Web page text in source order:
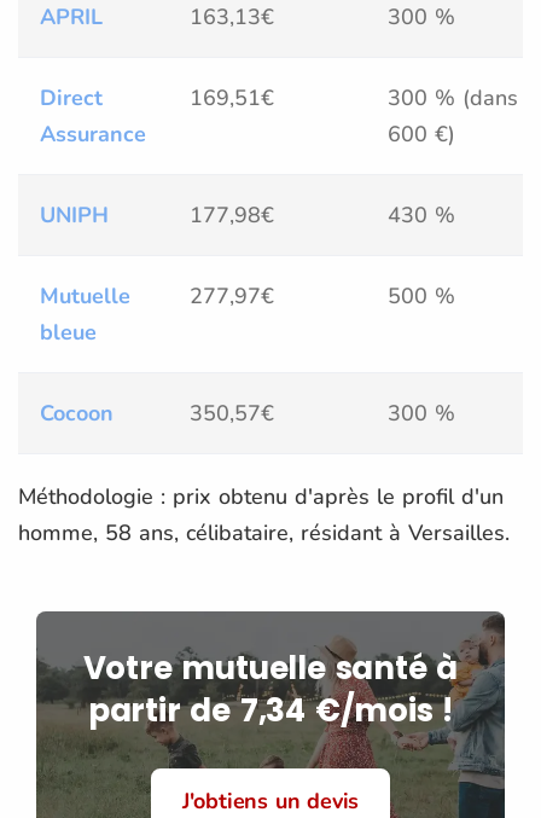
APRIL 163,13€ 300 %
Direct
Assurance
169,51€
300 % (dans
600 €)
UNIPH 177,98€ 430 %
Mutuelle
bleue
277,97€ 500 %
Cocoon 350,57€ 300 %
Méthodologie : prix obtenu d'après le profil d'un
homme, 58 ans, célibataire, résidant à Versailles.
Votre mutuelle santé à
partir de 7,34 €/mois !
J'obtiens un devis